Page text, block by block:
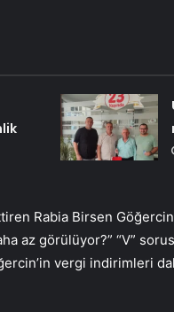
Rabia Birsen
az görülüyor?” “V”
vergi indirimleri